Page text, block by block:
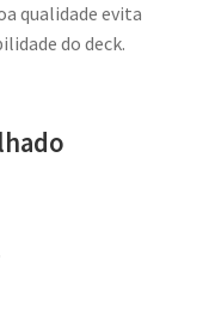
qualidade evita
do deck.